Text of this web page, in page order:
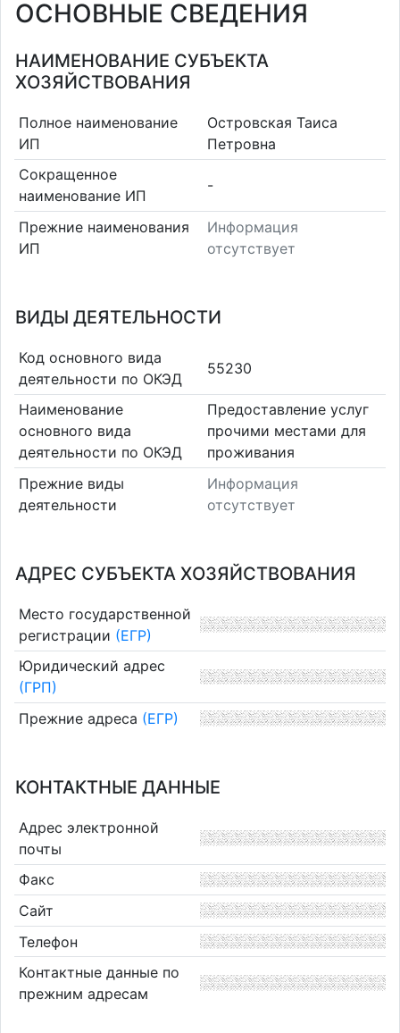
ОСНОВНЫЕ СВЕДЕНИЯ
НАИМЕНОВАНИЕ СУБЪЕКТА
ХОЗЯЙСТВОВАНИЯ
Полное наименование
ИП
Островская Таиса
Петровна
Сокращенное
наименование ИП
-
Прежние наименования
ИП
Информация
отсутствует
ВИДЫ ДЕЯТЕЛЬНОСТИ
Код основного вида
деятельности по ОКЭД
55230
Наименование
основного вида
деятельности по ОКЭД
Предоставление услуг
прочими местами для
проживания
Прежние виды
деятельности
Информация
отсутствует
АДРЕС СУБЪЕКТА ХОЗЯЙСТВОВАНИЯ
Место государственной
регистрации (ЕГР)
Юридический адрес
(ГРП)
Прежние адреса (ЕГР)
КОНТАКТНЫЕ ДАННЫЕ
Адрес электронной
почты
Факс
Сайт
Телефон
Контактные данные по
прежним адресам